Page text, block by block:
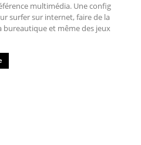
multimédia. Une config
surfer sur internet, faire de la
bureautique et même des jeux